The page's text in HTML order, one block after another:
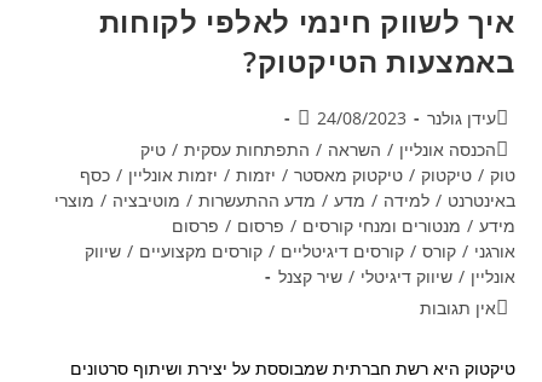
איך לשווק חינמי לאלפי לקוחות
באמצעות הטיקטוק?
מחבר:
עידן גולנר פורסם:
24/08/2023
קטגוריה:
הכנסה אונליין / השראה / התפתחות עסקית / טיק
טוק / טיקטוק / טיקטוק מאסטר / יזמות / יזמות אונליין / כסף
באינטרנט / למידה / מדע / מדע ההתעשרות / מוטיבציה / מוצרי
מידע / מנטורים ומנחי קורסים / פרסום / פרסום
אורגני / קורס / קורסים דיגיטליים / קורסים מקצועיים / שיווק
אונליין / שיווק דיגיטלי / שיר קצנל
תגובות:
אין תגובות
טיקטוק היא רשת חברתית שמבוססת על יצירת ושיתוף סרטונים